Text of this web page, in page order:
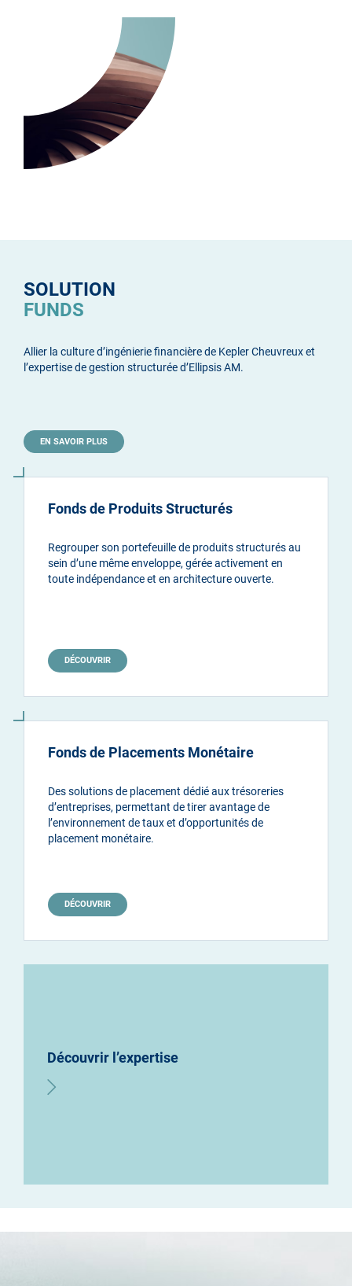
SOLUTION
FUNDS
Allier la culture d’ingénierie financière de Kepler Cheuvreux et
l’expertise de gestion structurée d’Ellipsis AM.
EN SAVOIR PLUS
Fonds de Produits Structurés
Regrouper son portefeuille de produits structurés au
sein d’une même enveloppe, gérée activement en
toute indépendance et en architecture ouverte.
DÉCOUVRIR
Fonds de Placements Monétaire
Des solutions de placement dédié aux trésoreries
d’entreprises, permettant de tirer avantage de
l’environnement de taux et d’opportunités de
placement monétaire.
DÉCOUVRIR
Découvrir l’expertise